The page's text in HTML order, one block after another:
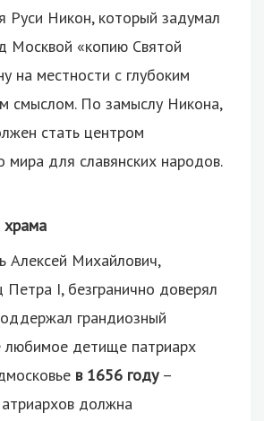
Руси Никон, который задумал
Москвой «копию Святой
на местности с глубоким
смыслом. По замыслу Никона,
стать центром
мира для славянских народов.
храма
Алексей Михайлович,
I, безгранично доверял
грандиозный
любимое детище патриарх
в 1656 году–
должна